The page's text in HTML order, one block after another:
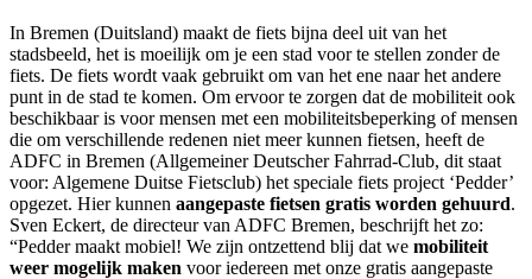
In Bremen (Duitsland) maakt de fiets bijna deel uit van het
stadsbeeld, het is moeilijk om je een stad voor te stellen zonder de
fiets. De fiets wordt vaak gebruikt om van het ene naar het andere
punt in de stad te komen. Om ervoor te zorgen dat de mobiliteit ook
beschikbaar is voor mensen met een mobiliteitsbeperking of mensen
die om verschillende redenen niet meer kunnen fietsen, heeft de
ADFC in Bremen (Allgemeiner Deutscher Fahrrad-Club, dit staat
voor: Algemene Duitse Fietsclub) het speciale fiets project ‘Pedder’
opgezet. Hier kunnen aangepaste fietsen gratis worden gehuurd.
Sven Eckert, de directeur van ADFC Bremen, beschrijft het zo:
“Pedder maakt mobiel! We zijn ontzettend blij dat we mobiliteit
weer mogelijk maken voor iedereen met onze gratis aangepaste